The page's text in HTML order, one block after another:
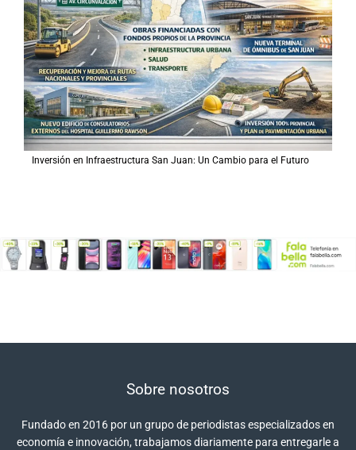
Inversión en Infraestructura San Juan: Un Cambio para el Futuro
Sobre nosotros
Fundado en 2016 por un grupo de periodistas especializados en
economía e innovación, trabajamos diariamente para entregarle a